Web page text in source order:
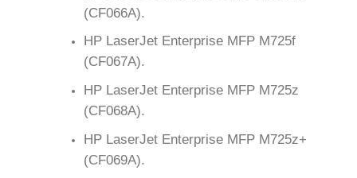
(CF066A).
HP LaserJet Enterprise MFP M725f
(CF067A).
HP LaserJet Enterprise MFP M725z
(CF068A).
HP LaserJet Enterprise MFP M725z+
(CF069A).